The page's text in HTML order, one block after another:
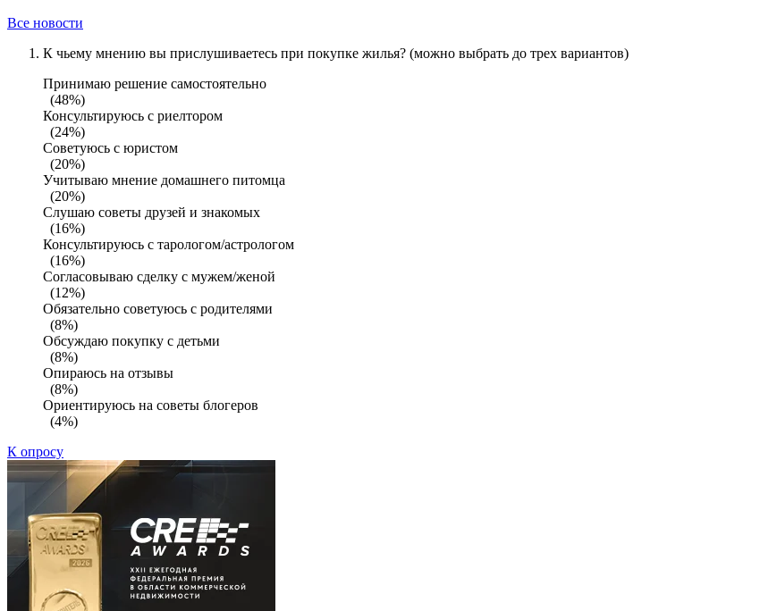
Все новости
К чьему мнению вы прислушиваетесь при покупке жилья? (можно выбрать до трех вариантов)
Принимаю решение самостоятельно
(48%)
Консультируюсь с риелтором
(24%)
Советуюсь с юристом
(20%)
Учитываю мнение домашнего питомца
(20%)
Слушаю советы друзей и знакомых
(16%)
Консультируюсь с тарологом/астрологом
(16%)
Согласовываю сделку с мужем/женой
(12%)
Обязательно советуюсь с родителями
(8%)
Обсуждаю покупку с детьми
(8%)
Опираюсь на отзывы
(8%)
Ориентируюсь на советы блогеров
(4%)
К опросу